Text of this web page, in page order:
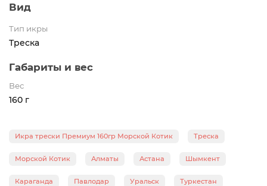
Вид
Тип икры
Треска
Габариты и вес
Вес
160 г
Икра трески Премиум 160гр Морской Котик Треска
Морской Котик Алматы Астана Шымкент
Караганда Павлодар Уральск Туркестан